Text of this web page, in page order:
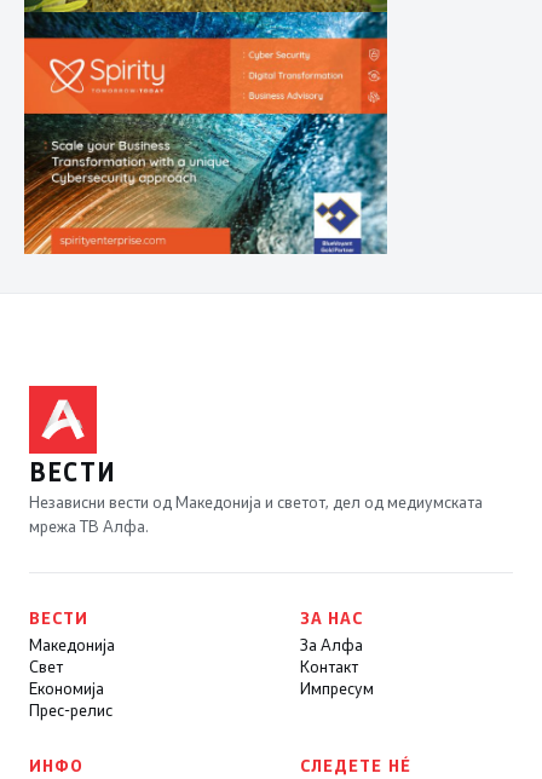
ВЕСТИ
Независни вести од Македонија и светот, дел од медиумската
мрежа ТВ Алфа.
ВЕСТИ
Македонија
Свет
Економија
Прес-релис
ЗА НАС
За Алфа
Контакт
Импресум
ИНФО СЛЕДЕТЕ НÉ